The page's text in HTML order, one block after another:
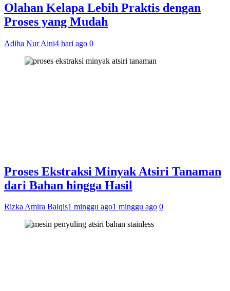
Olahan Kelapa Lebih Praktis dengan
Proses yang Mudah
Adiba Nur Aini4 hari ago 0
Proses Ekstraksi Minyak Atsiri Tanaman
dari Bahan hingga Hasil
Rizka Amira Balqis1 minggu ago1 minggu ago 0